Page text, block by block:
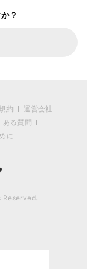
？
約
運営会社
ある質問
に